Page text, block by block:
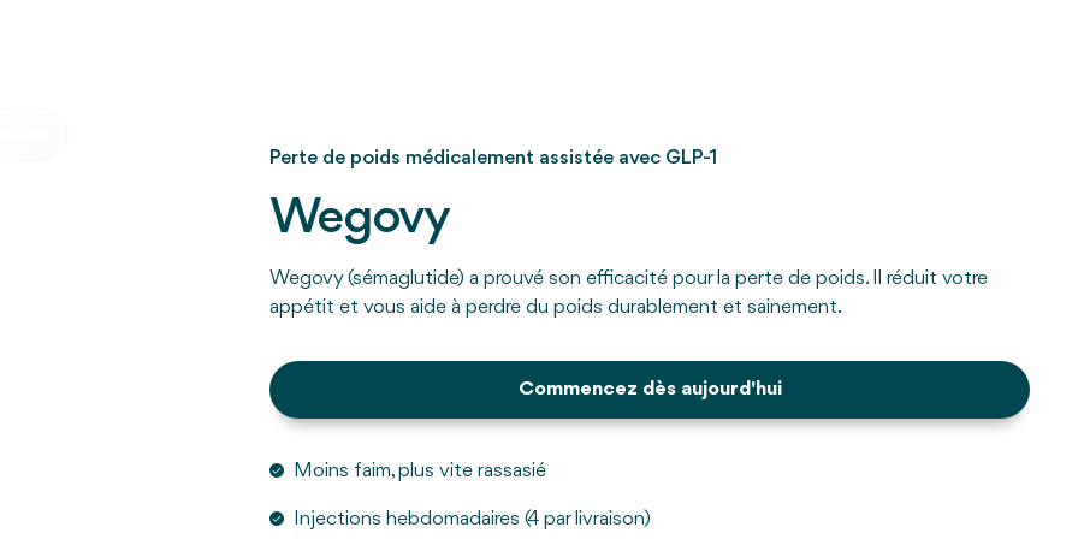
Perte de poids médicalement assistée avec GLP-1
Wegovy
Wegovy (sémaglutide) a prouvé son efficacité pour la perte de poids. Il réduit votre
appétit et vous aide à perdre du poids durablement et sainement.
Commencez dès aujourd'hui
Moins faim, plus vite rassasié
Injections hebdomadaires (4 par livraison)